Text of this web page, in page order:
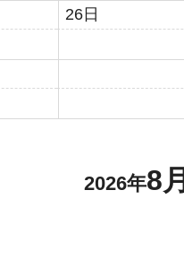
26日
2026年8月